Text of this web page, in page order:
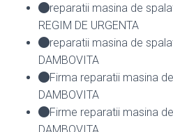
reparatii masina de
REGIM DE URGENTA
reparatii masina de
DAMBOVITA
Firma reparatii masina
DAMBOVITA
Firme reparatii masina